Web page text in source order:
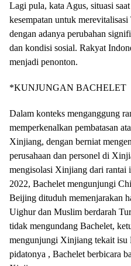
Lagi pula, kata Agus, situasi
kesempatan untuk
dengan adanya perubahan
dan kondisi sosial. Rakyat
menjadi penonton.
*KUNJUNGAN BACHELET
Dalam konteks menganggung
memperkenalkan pembatasan
Xinjiang, dengan berniat
perusahaan dan personel di
mengisolasi Xinjiang dari rantai
2022, Bachelet mengunjungi
Beijing dituduh memenjarakan
Uighur dan Muslim berdarah
tidak mengundang Bachelet,
mengunjungi Xinjiang tekait
pidatonya , Bachelet berbicara